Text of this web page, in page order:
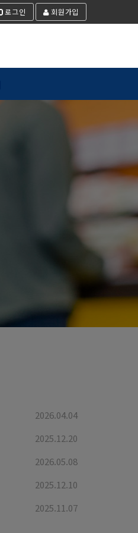
로그인 회원가입
2026.04.04
2025.12.20
2026.05.08
2025.12.10
2025.11.07